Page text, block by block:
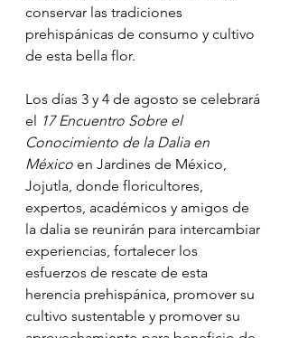
conservar las tradiciones
prehispánicas de consumo y cultivo
de esta bella flor.
Los días 3 y 4 de agosto se celebrará
el 17 Encuentro Sobre el
Conocimiento de la Dalia en
México en Jardines de México,
Jojutla, donde floricultores,
expertos, académicos y amigos de
la dalia se reunirán para intercambiar
experiencias, fortalecer los
esfuerzos de rescate de esta
herencia prehispánica, promover su
cultivo sustentable y promover su